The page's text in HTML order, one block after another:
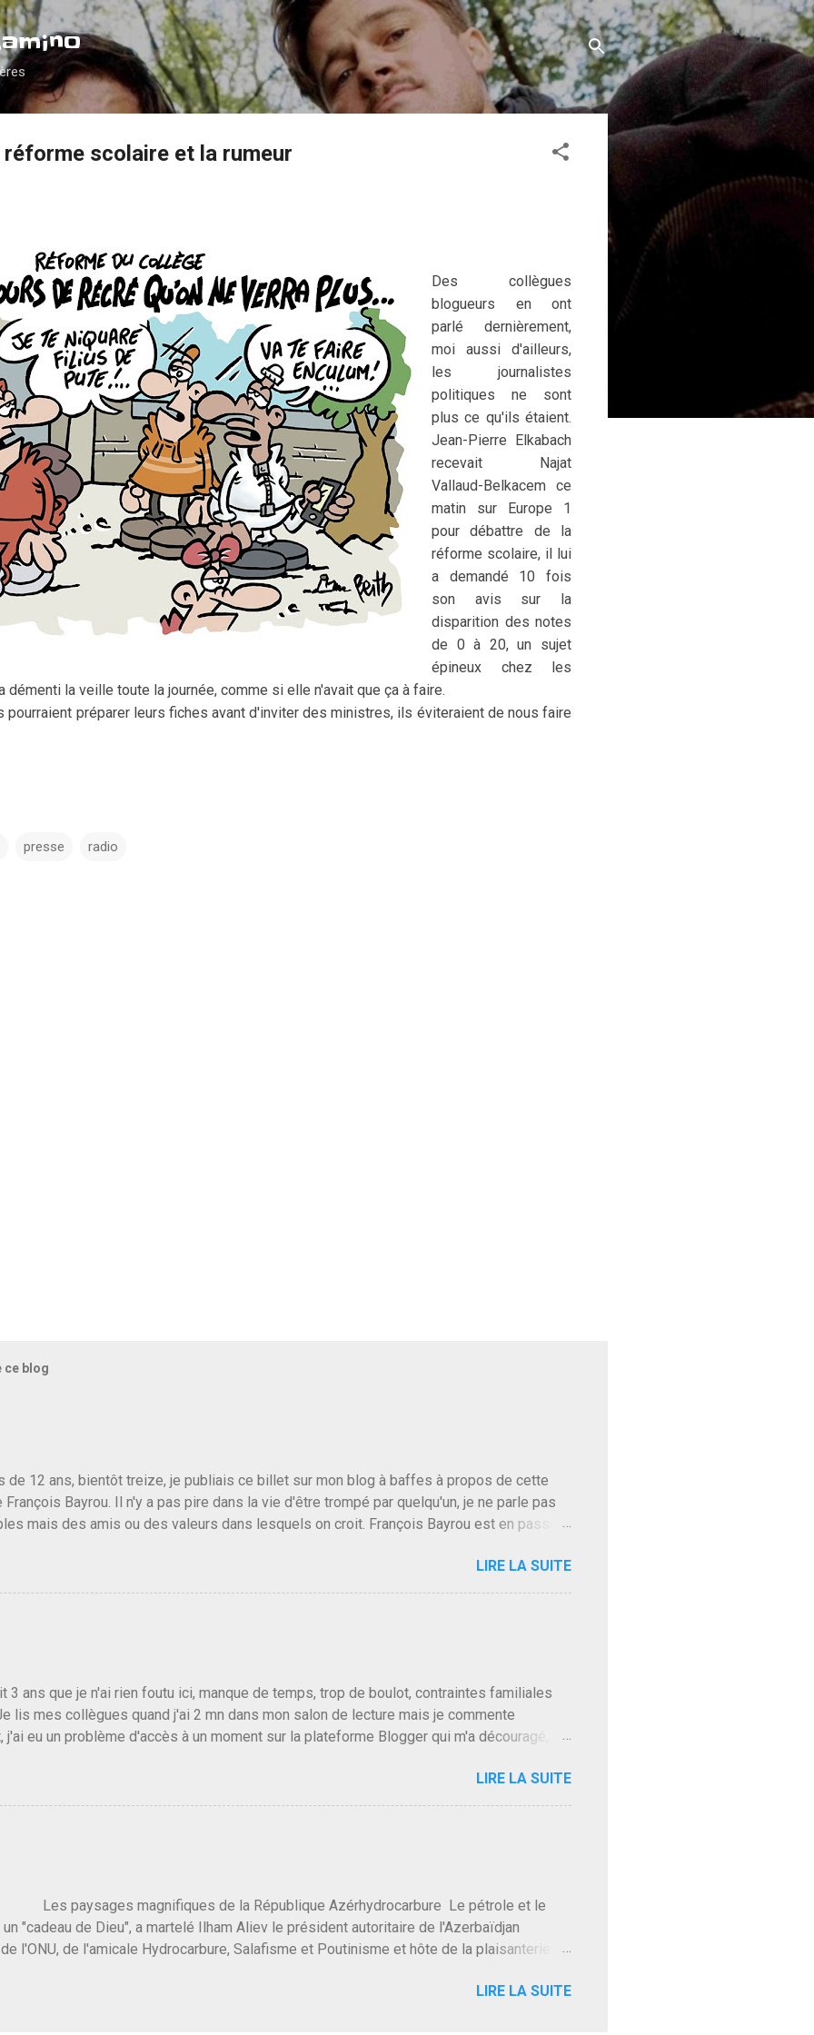
Accéder au contenu principal
scolaire et la rumeur
Des collègues
blogueurs en ont
parlé dernièrement,
moi aussi d'ailleurs,
les journalistes
politiques ne sont
plus ce qu'ils étaient.
Jean-Pierre Elkabach
recevait Najat
Vallaud-Belkacem ce
matin sur Europe 1
pour débattre de la
réforme scolaire, il lui
a demandé 10 fois
son avis sur la
disparition des notes
de 0 à 20, un sujet
épineux chez les
démenti la veille toute la journée, comme si elle n'avait que ça à faire.
préparer leurs fiches avant d'inviter des ministres, ils éviteraient de nous faire
presse radio
ce blog
de 12 ans, bientôt treize, je publiais ce billet sur mon blog à baffes à propos de cette
François Bayrou. Il n'y a pas pire dans la vie d'être trompé par quelqu'un, je ne parle pas
mais des amis ou des valeurs dans lesquels on croit. François Bayrou est en passe
de la droite molle plus proche de Sarkozy que de Hollande, sinon il serait candidat
de la gauche molle mais quand on écoutait ses discours critiques presque sincères
ou du Sénat. Ou assister au débarquement des américains en Normandie. Bayrou
LIRE LA SUITE
3 ans que je n'ai rien foutu ici, manque de temps, trop de boulot, contraintes familiales
lis mes collègues quand j'ai 2 mn dans mon salon de lecture mais je commente
j'ai eu un problème d'accès à un moment sur la plateforme Blogger qui m'a découragé,
Vlad Poutine qui a déclaré la guerre à l'Europe via l'Ukraine reçoit des troupes de Kim Mes
Les islamistes de la religion de paix et d'amour déclenchent l'intifada mondiale après
pas plus sont un tantinet excessif . Quelque part je ne peux pas franchement lui en
un attentat touche ton pays avec 1700 morts, tu as envie d'exploser la gueule de
LIRE LA SUITE
magnifiques de la République Azérhydrocarbure Le pétrole et le
"cadeau de Dieu", a martelé Ilham Aliev le président autoritaire de l'Azerbaïdjan
l'ONU, de l'amicale Hydrocarbure, Salafisme et Poutinisme et hôte de la plaisanterie
c'est d'en crever directement. On pourrait en rire mais ce dictateur d'une autre époque est
LIRE LA SUITE